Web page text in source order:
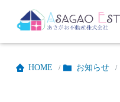
HOME / お知らせ /